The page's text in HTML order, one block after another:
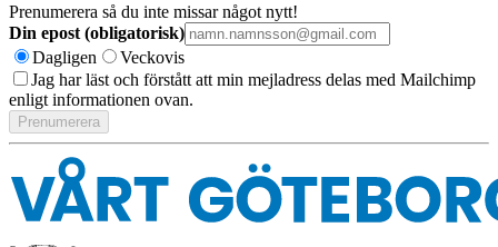
Prenumerera så du inte missar något nytt!
Din epost (obligatorisk)
Dagligen
Veckovis
Jag har läst och förstått att min mejladress delas med Mailchimp
enligt informationen ovan.